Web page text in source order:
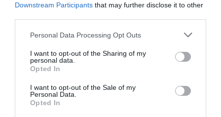
Downstream Participants that may further disclose it to other
Please note that this website/app uses one or more Google
not limited to your visit or usage behaviour. You may click to
grant or deny consent to Google and its third-party tags to
use your data for below specified purposes in below Google
consent section.
Personal Data Processing Opt Outs
I want to opt-out of the Sharing of my
personal data.
Opted In
I want to opt-out of the Sale of my
Personal Data.
Opted In